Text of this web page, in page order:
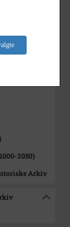
opført i 1868
2050)
Arkiv